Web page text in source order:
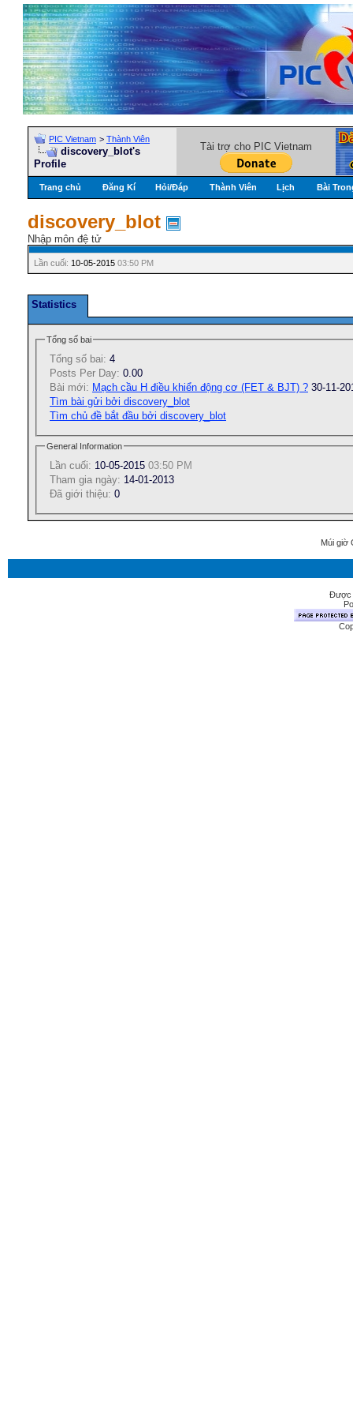
PIC Vietnam > Thành Viên
discovery_blot's
Profile
Tài trợ cho PIC Vietnam
Trang chủ Đăng Kí Hỏi/Ðáp Thành Viên Lịch Bài
discovery_blot
Nhập môn đệ tử
Lần cuối: 10-05-2015 03:50 PM
Statistics
Tổng số bai
Tổng số bai: 4
Posts Per Day: 0.00
Bài mới: Mạch cầu H điều khiển động cơ (FET & BJT) ? 30-11-
Tìm bài gửi bởi discovery_blot
Tìm chủ đề bắt đầu bởi discovery_blot
General Information
Lần cuối: 10-05-2015 03:50 PM
Tham gia ngày: 14-01-2013
Ðã giới thiệu: 0
Múi giờ
Được